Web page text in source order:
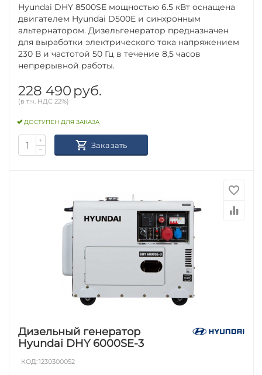
Hyundai DHY 8500SE мощностью 6.5 кВт оснащена
двигателем Hyundai D500E и синхронным
альтернатором. Дизельгенератор предназначен
для выработки электрического тока напряжением
230 В и частотой 50 Гц в течение 8,5 часов
непрерывной работы.
228 490 руб.
(в т.ч. НДС 22%)
ДОСТУПЕН ДЛЯ ЗАКАЗА
+
−
Заказать
Дизельный генератор
Hyundai DHY 6000SE-3
КОД:1230300052